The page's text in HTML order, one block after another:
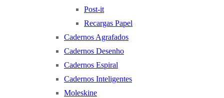
Post-it
Recargas Papel
Cadernos Agrafados
Cadernos Desenho
Cadernos Espiral
Cadernos Inteligentes
Moleskine